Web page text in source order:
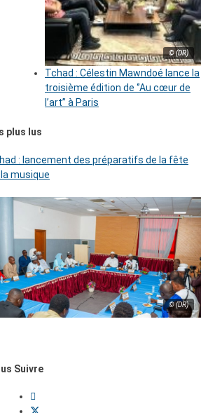
© (DR)
Tchad : Célestin Mawndoé lance la
troisième édition de ‘’Au cœur de
l’art’’ à Paris
plus lus
: lancement des préparatifs de la fête
musique
© (DR)
Suivre